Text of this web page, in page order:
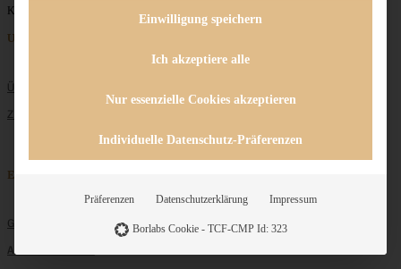
Keine Beiträge gefunden
Unternehmen
ÜBER MICH
ZUSAMMENARBEIT
Entdecken
GRUNDLAGEN
ALLE REZEPTE
Einwilligung speichern
Ich akzeptiere alle
Nur essenzielle Cookies akzeptieren
Individuelle Datenschutz-Präferenzen
Präferenzen Datenschutzerklärung Impressum
Borlabs Cookie - TCF-CMP Id: 323